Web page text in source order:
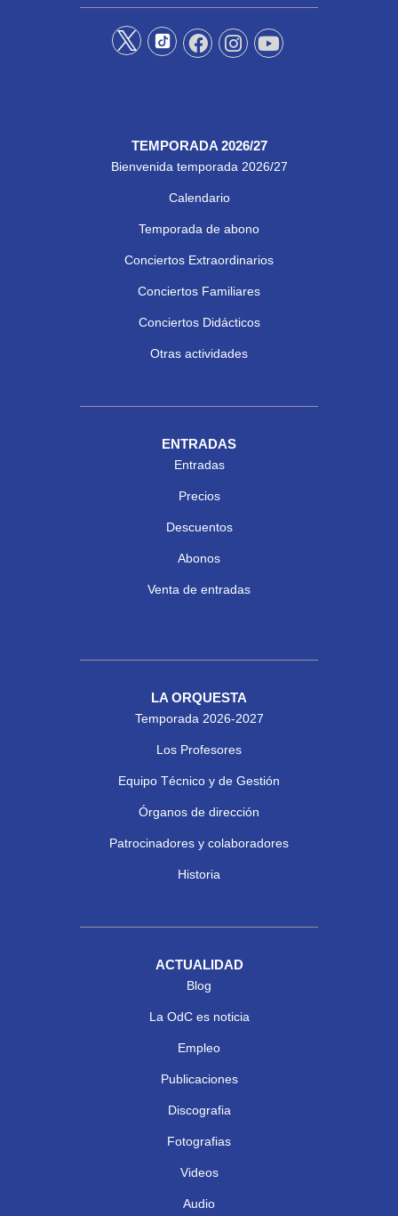
TEMPORADA 2026/27
Bienvenida temporada 2026/27
Calendario
Temporada de abono
Conciertos Extraordinarios
Conciertos Familiares
Conciertos Didácticos
Otras actividades
ENTRADAS
Entradas
Precios
Descuentos
Abonos
Venta de entradas
LA ORQUESTA
Temporada 2026-2027
Los Profesores
Equipo Técnico y de Gestión
Órganos de dirección
Patrocinadores y colaboradores
Historia
ACTUALIDAD
Blog
La OdC es noticia
Empleo
Publicaciones
Discografia
Fotografias
Videos
Audio